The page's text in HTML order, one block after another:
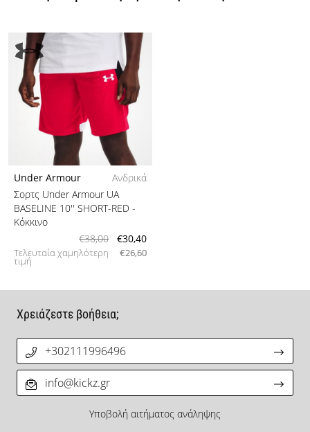
Under Armour
Ανδρικά
Σορτς Under Armour UA
BASELINE 10'' SHORT-RED -
Κόκκινο
€38,00
€30,40
Τελευταία χαμηλότερη
τιμή
€26,60
Χρειάζεστε βοήθεια;
+302111996496
info@kickz.gr
Υποβολή αιτήματος ανάληψης